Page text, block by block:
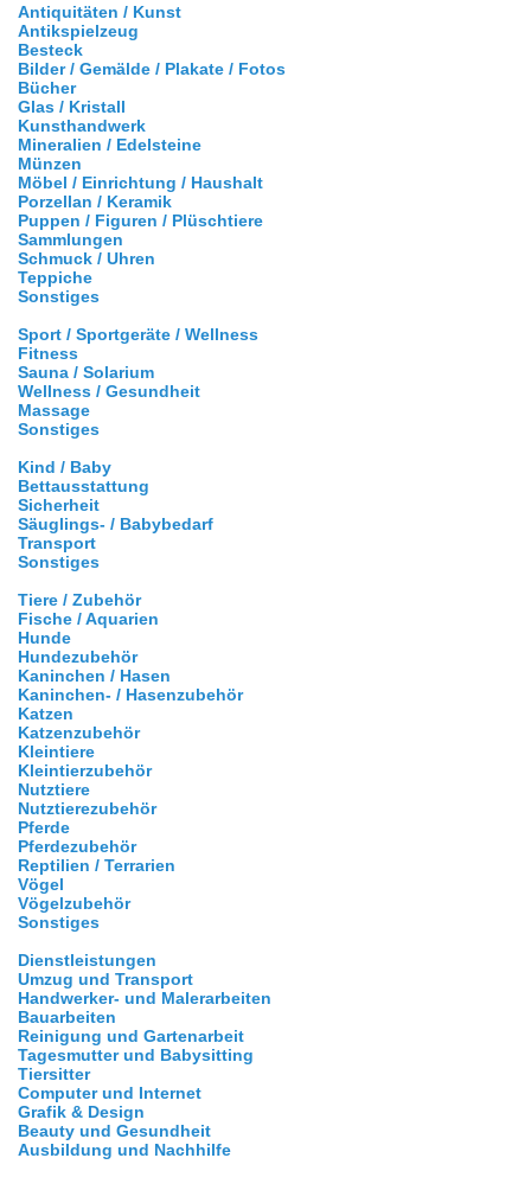
Antiquitäten / Kunst
Antikspielzeug
Besteck
Bilder / Gemälde / Plakate / Fotos
Bücher
Glas / Kristall
Kunsthandwerk
Mineralien / Edelsteine
Münzen
Möbel / Einrichtung / Haushalt
Porzellan / Keramik
Puppen / Figuren / Plüschtiere
Sammlungen
Schmuck / Uhren
Teppiche
Sonstiges
Sport / Sportgeräte / Wellness
Fitness
Sauna / Solarium
Wellness / Gesundheit
Massage
Sonstiges
Kind / Baby
Bettausstattung
Sicherheit
Säuglings- / Babybedarf
Transport
Sonstiges
Tiere / Zubehör
Fische / Aquarien
Hunde
Hundezubehör
Kaninchen / Hasen
Kaninchen- / Hasenzubehör
Katzen
Katzenzubehör
Kleintiere
Kleintierzubehör
Nutztiere
Nutztierezubehör
Pferde
Pferdezubehör
Reptilien / Terrarien
Vögel
Vögelzubehör
Sonstiges
Dienstleistungen
Umzug und Transport
Handwerker- und Malerarbeiten
Bauarbeiten
Reinigung und Gartenarbeit
Tagesmutter und Babysitting
Tiersitter
Computer und Internet
Grafik & Design
Beauty und Gesundheit
Ausbildung und Nachhilfe